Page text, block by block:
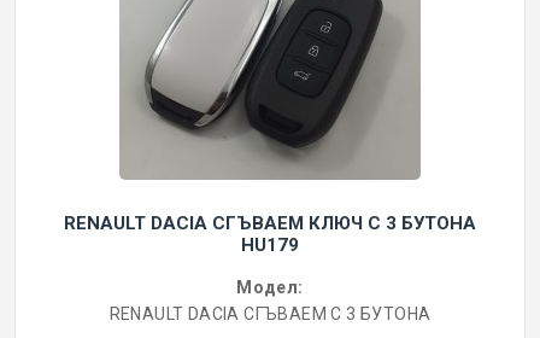
RENAULT DACIA СГЪВАЕМ КЛЮЧ С 3 БУТОНА
HU179
Модел:
RENAULT DACIA СГЪВАЕМ С 3 БУТОНА